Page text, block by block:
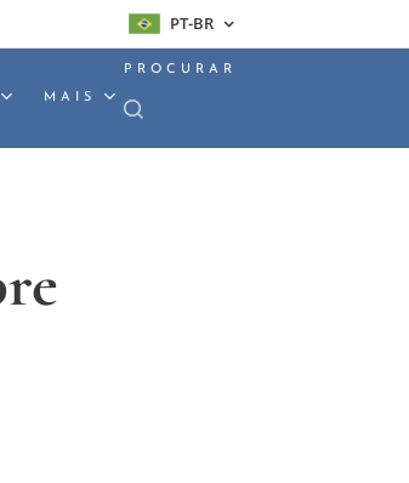
PT-BR
MAIS
PROCURAR